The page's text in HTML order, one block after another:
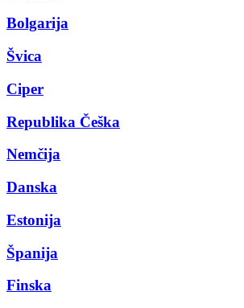
Bolgarija
Švica
Ciper
Republika Češka
Nemčija
Danska
Estonija
Španija
Finska